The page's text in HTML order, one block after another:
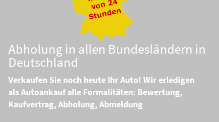
Abholung in allen Bundesländern in
Deutschland
Verkaufen Sie noch heute Ihr Auto! Wir erledigen
als Autoankauf alle Formalitäten: Bewertung,
Kaufvertrag, Abholung, Abmeldung